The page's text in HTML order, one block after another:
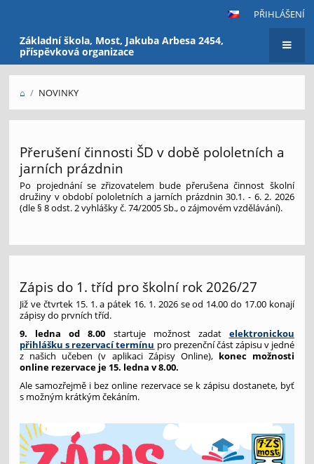
PŘIHLÁŠENÍ
Základní škola, Most, Jakuba Arbesa 2454,
příspěvková organizace
⌂ / NOVINKY
Přerušení činnosti ŠD v době pololetních a
jarních prázdnin
Po projednání se zřizovatelem bude přerušena činnost školní
družiny v období pololetních a jarních prázdnin 30.1. - 6. 2. 2026
(dle § 8 odst. 2 vyhlášky č. 74/2005 Sb., o zájmovém vzdělávání).
Zápis do 1. tříd pro školní rok 2026/27
Již ve čtvrtek 15. 1. a pátek 16. 1. 2026 se od 14.00 do 17.00 konají
zápisy do prvních tříd.
9. ledna od 8.00 startuje možnost zadat
elektronickou
přihlášku s rezervací termínu pro prezenční část zápisu v jedné
z našich učeben (v aplikaci Zápisy Online), konec možnosti
online rezervace je 15. ledna v 8.00.
Ale samozřejmě i bez online rezervace se k zápisu dostanete, byť
s možným krátkým čekáním.